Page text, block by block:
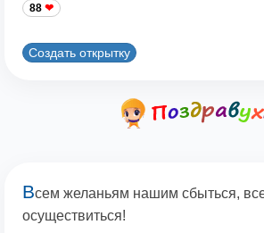
88
Создать открытку
Всем желаньям нашим сбыться,
осуществиться!